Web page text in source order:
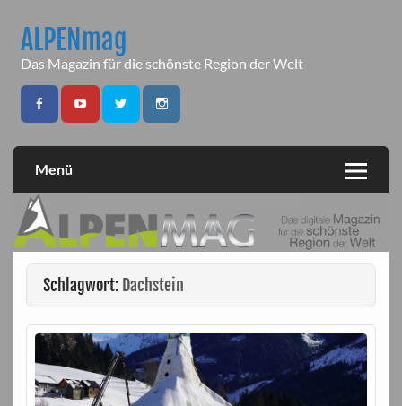
contentALPENmag
Das Magazin für die schönste Region der Welt
Menü
Schlagwort: Dachstein